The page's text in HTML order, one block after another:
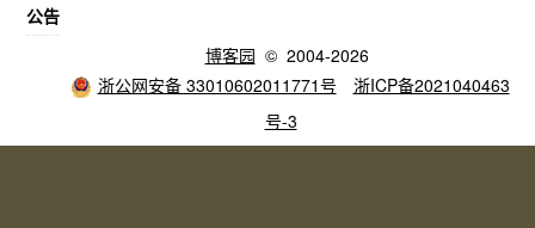
公告
博客园 © 2004-2026
浙公网安备 33010602011771号
浙ICP备2021040463
号-3